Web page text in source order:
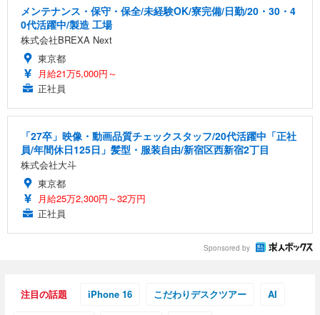
メンテナンス・保守・保全/未経験OK/寮完備/日勤/20・30・4
0代活躍中/製造 工場
株式会社BREXA Next
東京都
月給21万5,000円～
正社員
「27卒」映像・動画品質チェックスタッフ/20代活躍中「正社
員/年間休日125日」髪型・服装自由/新宿区西新宿2丁目
株式会社大斗
東京都
月給25万2,300円～32万円
正社員
Sponsored by
注目の話題 iPhone 16 こだわりデスクツアー AI